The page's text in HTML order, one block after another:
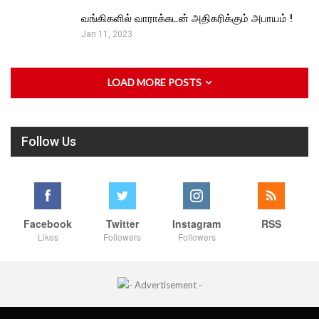
வங்கிகளில் வாராக்கடன் அதிகரிக்கும் அபாயம் !
Jan 11, 2023
LOAD MORE POSTS
Follow Us
Facebook
Likes
Twitter
Followers
Instagram
Followers
RSS